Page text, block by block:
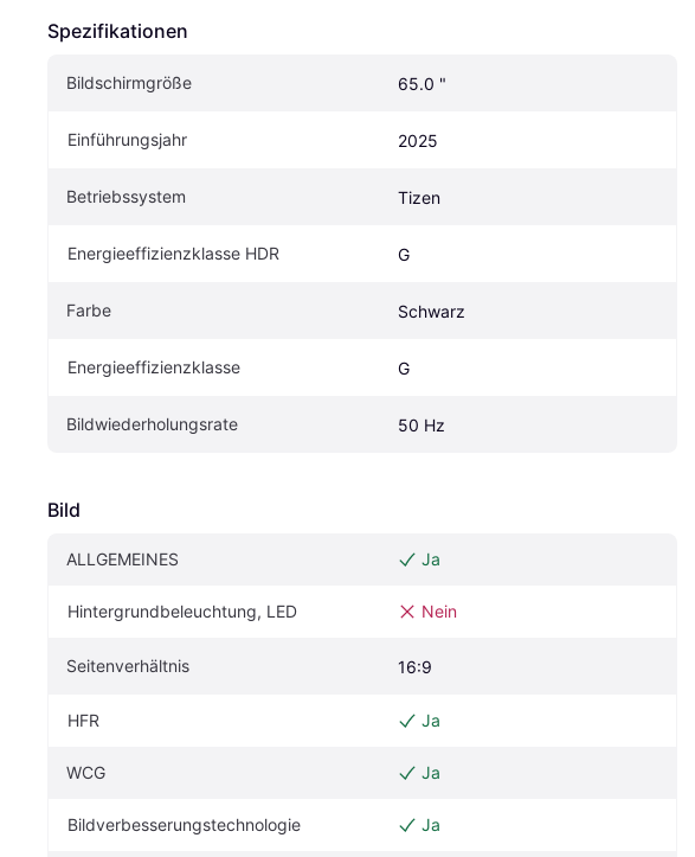
Spezifikationen
Bildschirmgröße 65.0 "
Einführungsjahr 2025
Betriebssystem Tizen
Energieeffizienzklasse HDR G
Farbe Schwarz
Energieeffizienzklasse G
Bildwiederholungsrate 50 Hz
Bild
ALLGEMEINES Ja
Hintergrundbeleuchtung, LED Nein
Seitenverhältnis 16:9
HFR Ja
WCG Ja
Bildverbesserungstechnologie Ja